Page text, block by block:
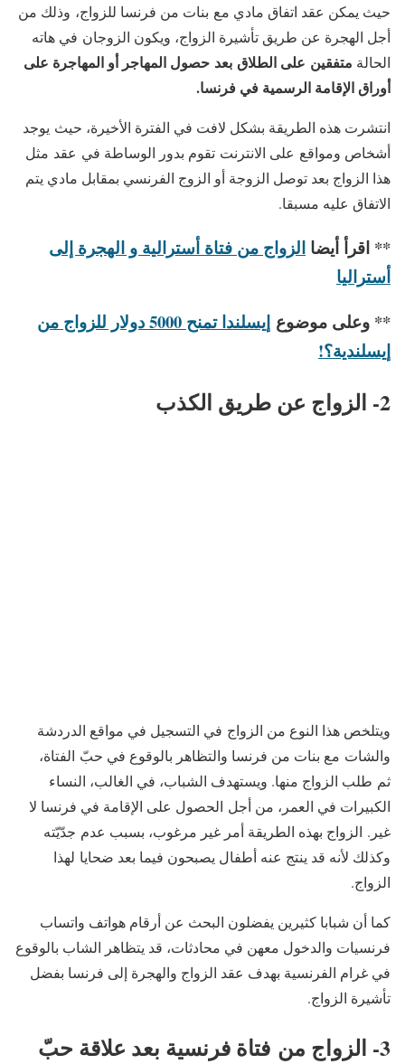
حيث يمكن عقد اتفاق مادي مع بنات من فرنسا للزواج، وذلك من
أجل الهجرة عن طريق تأشيرة الزواج، ويكون الزوجان في هاته
الحالة متفقين على الطلاق بعد حصول المهاجر أو المهاجرة على
أوراق الإقامة الرسمية في فرنسا.
انتشرت هذه الطريقة بشكل لافت في الفترة الأخيرة، حيث يوجد
أشخاص ومواقع على الانترنت تقوم بدور الوساطة في عقد مثل
هذا الزواج بعد توصل الزوجة أو الزوج الفرنسي بمقابل مادي يتم
الاتفاق عليه مسبقا.
** اقرأ أيضا الزواج من فتاة أسترالية و الهجرة إلى
أستراليا
** وعلى موضوع
إيسلندا تمنح 5000 دولار للزواج من
إيسلندية؟!
2- الزواج عن طريق الكذب
ويتلخص هذا النوع من الزواج في التسجيل في مواقع الدردشة
والشات مع بنات من فرنسا والتظاهر بالوقوع في حبّ الفتاة،
ثم طلب الزواج منها. ويستهدف الشباب، في الغالب، النساء
الكبيرات في العمر، من أجل الحصول على الإقامة في فرنسا لا
غير. الزواج بهذه الطريقة أمر غير مرغوب، بسبب عدم جدّيّته
وكذلك لأنه قد ينتج عنه أطفال يصبحون فيما بعد ضحايا لهذا
الزواج.
كما أن شبابا كثيرين يفضلون البحث عن أرقام هواتف واتساب
فرنسيات والدخول معهن في محادثات، قد يتظاهر الشاب بالوقوع
في غرام الفرنسية بهدف عقد الزواج والهجرة إلى فرنسا بفضل
تأشيرة الزواج.
3- الزواج من فتاة فرنسية بعد علاقة حبّ